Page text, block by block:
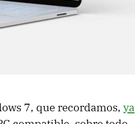
7, que recordamos, ya